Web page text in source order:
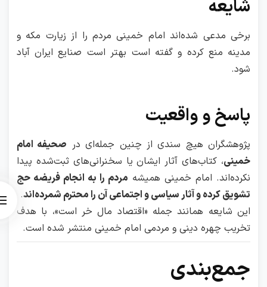
شایعه
برخی مدعی شده‌اند امام خمینی مردم را از زیارت مکه و
مدینه منع کرده و گفته است بهتر است صنایع ایران آباد
شود.
پاسخ و واقعیت
پژوهشگران هیچ سندی از چنین جمله‌ای در صحیفه امام
خمینی، کتاب‌های آثار ایشان یا سخنرانی‌های ثبت‌شده پیدا
نکرده‌اند. امام خمینی همیشه مردم را به انجام فریضه حج
تشویق کرده و آثار سیاسی و اجتماعی آن را محترم شمرده‌اند.
این شایعه همانند جمله «اقتصاد مال خر است»، با هدف
تخریب چهره دینی و مردمی امام خمینی منتشر شده است.
جمع‌بندی